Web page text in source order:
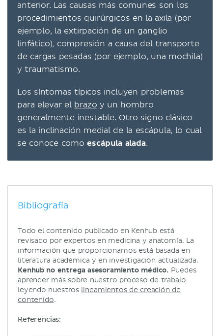
anterior. Las causas más comunes son los
procedimientos quirúrgicos en la axila (por
ejemplo, la extirpación de un ganglio
linfático), compresión a causa del transporte
de cargas pesadas (por ejemplo, una mochila)
y traumatismo.
Los síntomas típicos incluyen problemas
para elevar el brazo y un hombro
generalmente inestable. Otro signo clásico
es la inclinación medial de la escápula, lo cual
se conoce comoescápula alada.
Bibliografía
Todo el contenido publicado en Kenhub está
revisado por expertos en medicina y anatomía. La
información que proporcionamos está basada en
literatura académica y en investigación actualizada.
Kenhub no entrega asesoramiento médico. Puedes
aprender más sobre nuestro proceso de trabajo
leyendo nuestros lineamientos de creación de
contenido.
Referencias: